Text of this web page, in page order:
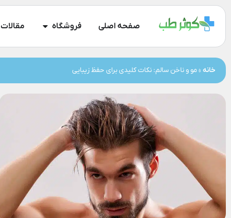
صفحه اصلی فروشگاه مقالات
خانه »مو و ناخن سالم: نکات کلیدی برای حفظ زیبایی